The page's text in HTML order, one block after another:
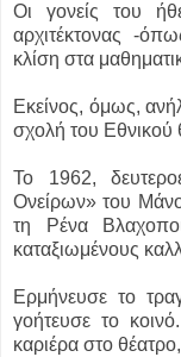
Οι γονείς του
αρχιτέκτονας -
κλίση στα
Εκείνος, όμως,
σχολή του Εθνικού
Το 1962,
Ονείρων» του
τη Ρένα
καταξιωμένους
Ερμήνευσε το
γοήτευσε το
καριέρα στο